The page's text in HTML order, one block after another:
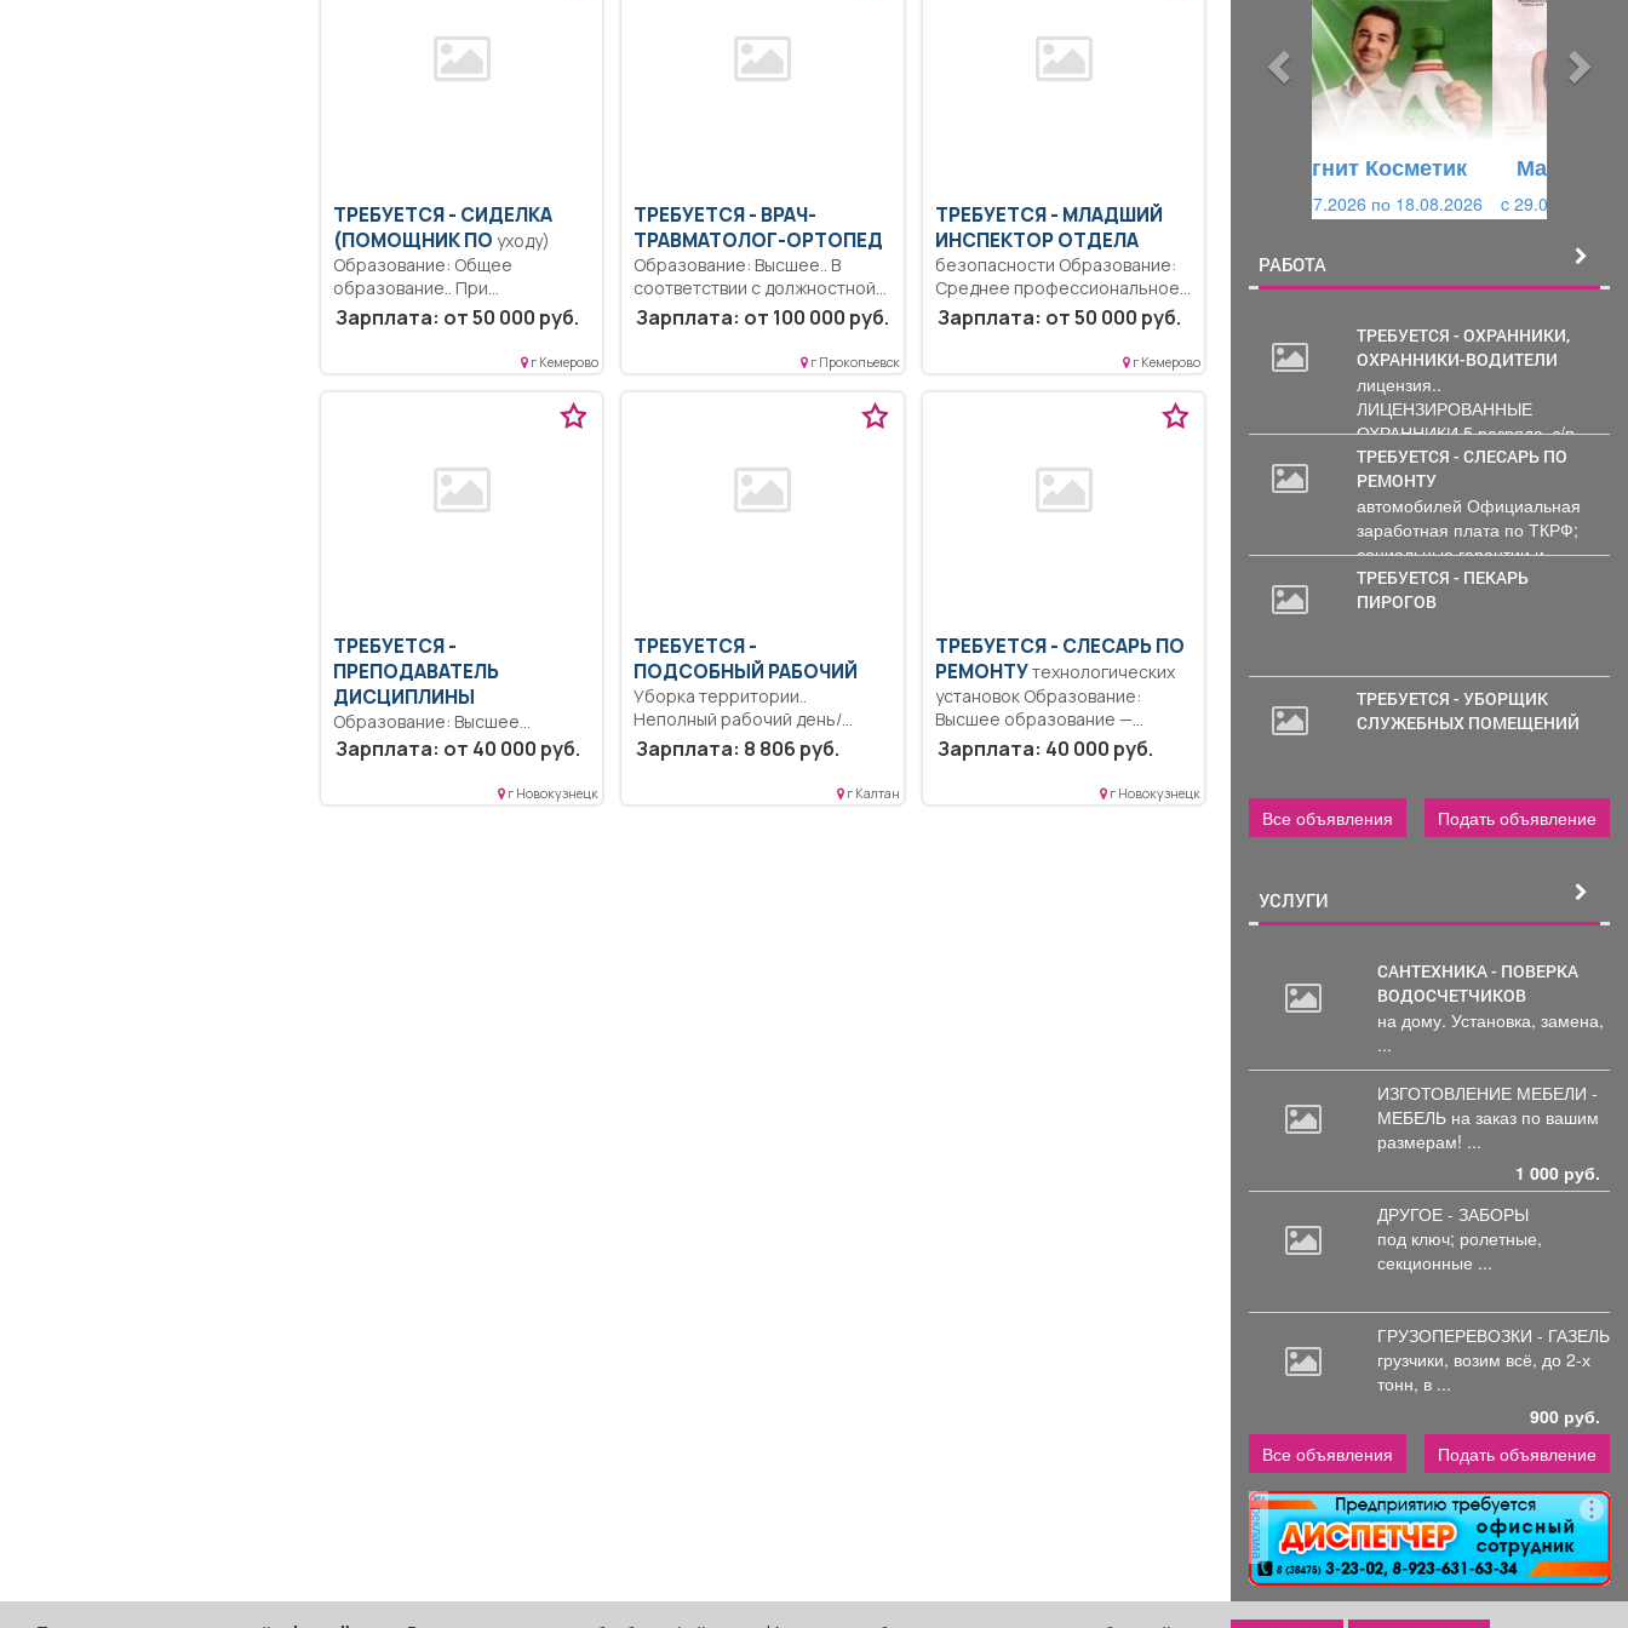
ТРЕБУЕТСЯ - CИДЕЛКА
(ПОМОЩНИК ПО уходу)
Образование: Общее
образование.. При
осуществлении трудовой
функции приготовление
Зарплата: от 50 000 руб.
г Кемерово
ТРЕБУЕТСЯ - ВРАЧ-
ТРАВМАТОЛОГ-ОРТОПЕД
Образование: Высшее.. В
соответствии с должностной
инструкцией, утвержденной в...
Зарплата: от 100 000 руб.
г Прокопьевск
ТРЕБУЕТСЯ - МЛАДШИЙ
ИНСПЕКТОР ОТДЕЛА
безопасности Образование:
Среднее профессиональное..
Охранна спецконтингента,
недопущение побегов
спецконтингента, служба...
Зарплата: от 50 000 руб.
г Кемерово
ТРЕБУЕТСЯ -
ПРЕПОДАВАТЕЛЬ
ДИСЦИПЛИНЫ
Образование: Высшее
образование — бакалавриат..
Ведение педагогической
Зарплата: от 40 000 руб.
г Новокузнецк
ТРЕБУЕТСЯ -
ПОДСОБНЫЙ РАБОЧИЙ
Уборка территории..
Неполный рабочий день/
неполная рабочая неделя..
Зарплата: 8 806 руб.
г Калтан
ТРЕБУЕТСЯ - СЛЕСАРЬ ПО
РЕМОНТУтехнологических
установок Образование:
Высшее образование —
специалитет, магистратура..
Ремонт и...
Зарплата: 40 000 руб.
г Новокузнецк
Магнит Косметик
c 29.07.2026 по 25.08.2026
РАБОТА
ТРЕБУЕТСЯ - ОХРАННИКИ,
ОХРАННИКИ-ВОДИТЕЛИ
лицензия..
ЛИЦЕНЗИРОВАННЫЕ
ОХРАННИКИ 5 разряда, з/п
от 33000 руб. 6...
ТРЕБУЕТСЯ - СЛЕСАРЬ ПО
РЕМОНТУ
автомобилей Официальная
заработная плата по ТКРФ;
социальные гарантии и
уверенность в...
ТРЕБУЕТСЯ - ПЕКАРЬ
ПИРОГОВ
ТРЕБУЕТСЯ - УБОРЩИК
СЛУЖЕБНЫХ ПОМЕЩЕНИЙ
Все объявления Подать объявление
УСЛУГИ
САНТЕХНИКА - ПОВЕРКА
ВОДОСЧЕТЧИКОВ
на дому. Установка, замена,
...
ИЗГОТОВЛЕНИЕ МЕБЕЛИ -
МЕБЕЛЬ на заказ по вашим
размерам! ...
1 000 руб.
ДРУГОЕ - ЗАБОРЫ
под ключ; ролетные,
секционные ...
ГРУЗОПЕРЕВОЗКИ - ГАЗЕЛЬ
грузчики, возим всё, до 2-х
тонн, в ...
900 руб.
Все объявления
Подать объявление
реклама